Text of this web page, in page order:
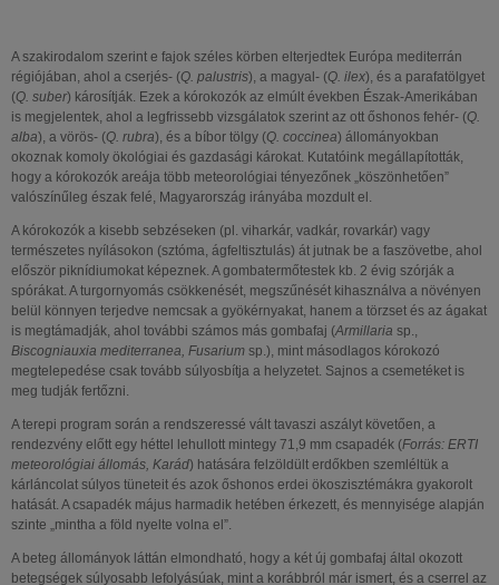
A szakirodalom szerint e fajok széles körben elterjedtek Európa mediterrán
régiójában, ahol a cserjés- (Q. palustris), a magyal- (Q. ilex), és a parafatölgyet
(Q. suber) károsítják. Ezek a kórokozók az elmúlt években Észak-Amerikában
is megjelentek, ahol a legfrissebb vizsgálatok szerint az ott őshonos fehér- (Q.
alba), a vörös- (Q. rubra), és a bíbor tölgy (Q. coccinea) állományokban
okoznak komoly ökológiai és gazdasági károkat. Kutatóink megállapították,
hogy a kórokozók areája több meteorológiai tényezőnek „köszönhetően”
valószínűleg észak felé, Magyarország irányába mozdult el.
A kórokozók a kisebb sebzéseken (pl. viharkár, vadkár, rovarkár) vagy
természetes nyílásokon (sztóma, ágfeltisztulás) át jutnak be a faszövetbe, ahol
először piknídiumokat képeznek. A gombatermőtestek kb. 2 évig szórják a
spórákat. A turgornyomás csökkenését, megszűnését kihasználva a növényen
belül könnyen terjedve nemcsak a gyökérnyakat, hanem a törzset és az ágakat
is megtámadják, ahol további számos más gombafaj (Armillaria sp.,
Biscogniauxia mediterranea, Fusarium sp.), mint másodlagos kórokozó
megtelepedése csak tovább súlyosbítja a helyzetet. Sajnos a csemetéket is
meg tudják fertőzni.
A terepi program során a rendszeressé vált tavaszi aszályt követően, a
rendezvény előtt egy héttel lehullott mintegy 71,9 mm csapadék (Forrás: ERTI
meteorológiai állomás, Karád) hatására felzöldült erdőkben szemléltük a
kárláncolat súlyos tüneteit és azok őshonos erdei ökoszisztémákra gyakorolt
hatását. A csapadék május harmadik hetében érkezett, és mennyisége alapján
szinte „mintha a föld nyelte volna el”.
A beteg állományok láttán elmondható, hogy a két új gombafaj által okozott
betegségek súlyosabb lefolyásúak, mint a korábbról már ismert, és a cserrel az